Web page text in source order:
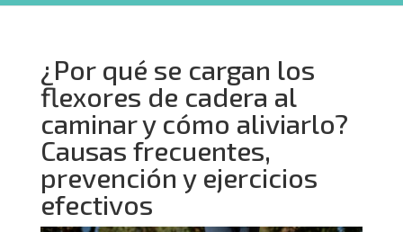
¿Por qué se cargan los
flexores de cadera al
caminar y cómo aliviarlo?
Causas frecuentes,
prevención y ejercicios
efectivos